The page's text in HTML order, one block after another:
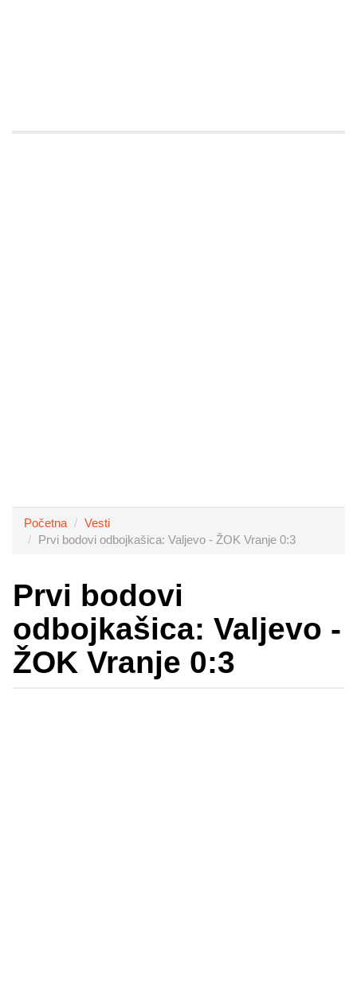
Početna
Vesti
Prvi bodovi odbojkašica: Valjevo - ŽOK Vranje 0:3
Prvi bodovi
odbojkašica: Valjevo -
ŽOK Vranje 0:3